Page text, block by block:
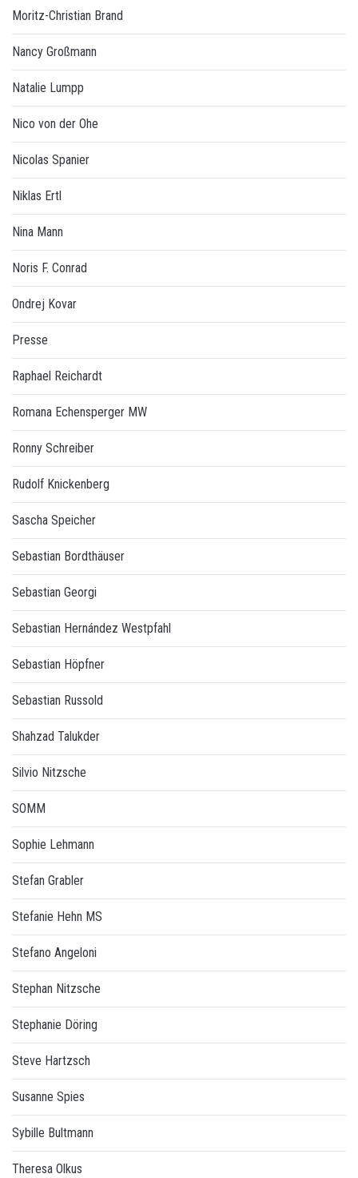
Moritz-Christian Brand
Nancy Großmann
Natalie Lumpp
Nico von der Ohe
Nicolas Spanier
Niklas Ertl
Nina Mann
Noris F. Conrad
Ondrej Kovar
Presse
Raphael Reichardt
Romana Echensperger MW
Ronny Schreiber
Rudolf Knickenberg
Sascha Speicher
Sebastian Bordthäuser
Sebastian Georgi
Sebastian Hernández Westpfahl
Sebastian Höpfner
Sebastian Russold
Shahzad Talukder
Silvio Nitzsche
SOMM
Sophie Lehmann
Stefan Grabler
Stefanie Hehn MS
Stefano Angeloni
Stephan Nitzsche
Stephanie Döring
Steve Hartzsch
Susanne Spies
Sybille Bultmann
Theresa Olkus